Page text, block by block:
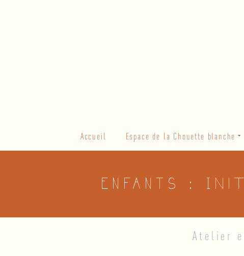
Navigation
Accueil Espace de la Chouette blanche
ENFANTS :
Atelier